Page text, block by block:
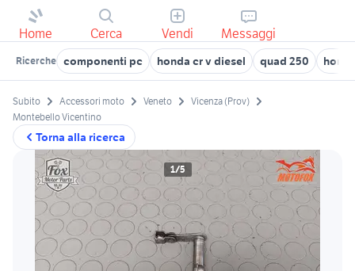
Home Cerca Vendi Messaggi
Ricerche componenti pc honda cr v diesel quad 250
Torna alla ricerca
Subito Accessori moto Veneto
Vicenza (Prov)
Montebello Vicentino
1/5